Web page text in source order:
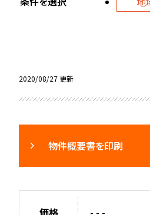
2020/08/27 更新
物件概要書を印刷
価格 - - -